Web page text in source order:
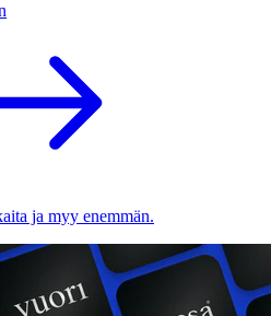
ja myy enemmän.